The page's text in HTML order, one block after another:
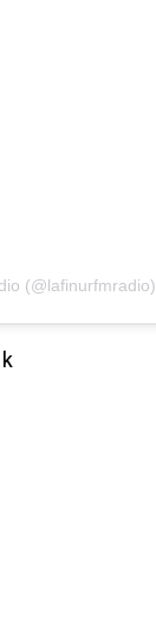
(@lafinurfmradio)